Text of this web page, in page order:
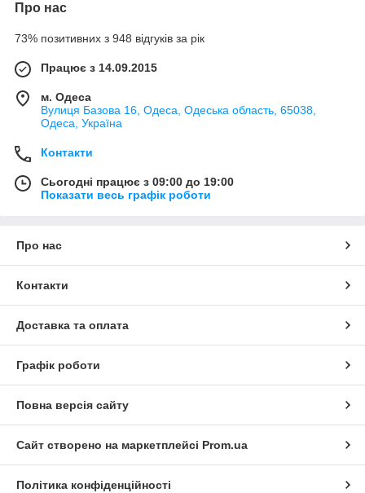
Про нас
73% позитивних з 948 відгуків за рік
Працює з 14.09.2015
м. Одеса
Вулиця Базова 16, Одеса, Одеська область, 65038,
Одеса, Україна
Контакти
Сьогодні працює з 09:00 до 19:00
Показати весь графік роботи
Про нас
Контакти
Доставка та оплата
Графік роботи
Повна версія сайту
Сайт створено на маркетплейсі Prom.ua
Політика конфіденційності